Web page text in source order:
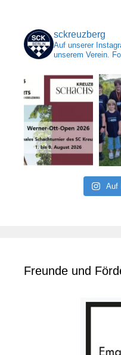
sckreuzberg
Auf unserer
unserem Verein.
Auf
Freunde und